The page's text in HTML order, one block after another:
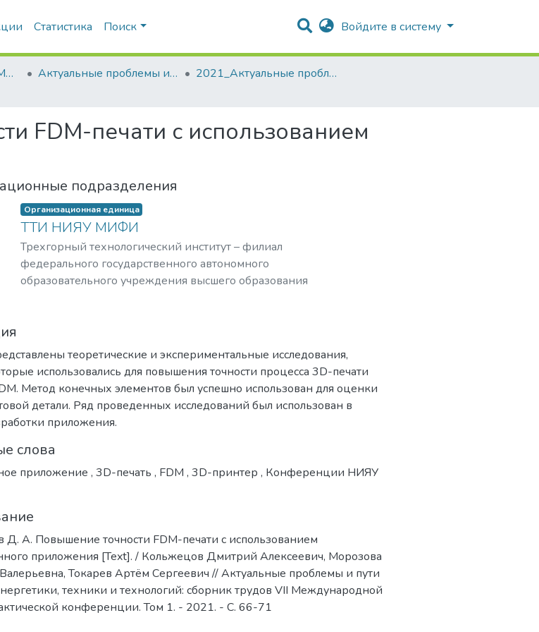
Статистика Поиск Войдите в систему
Конференции НИЯУ МИФИ Актуальные проблемы и пути развития энергетики, техники и технологий
2021_Актуальные проблемы и пути развития энергетики, техники и технологий
FDM-печати с использованием
подразделения
Организационная единица
ТТИ НИЯУ МИФИ
Трехгорный технологический институт – филиал
федерального государственного автономного
образовательного учреждения высшего образования
теоретические и экспериментальные исследования,
использовались для повышения точности процесса 3D-печати
Метод конечных элементов был успешно использован для оценки
детали. Ряд проведенных исследований был использован в
приложения.
слова
приложение , 3D-печать , FDM , 3D-принтер , Конференции НИЯУ
Д. А. Повышение точности FDM-печати с использованием
приложения [Text]. / Кольжецов Дмитрий Алексеевич, Морозова
Токарев Артём Сергеевич // Актуальные проблемы и пути
техники и технологий: сборник трудов VII Международной
конференции. Том 1. - 2021. - С. 66-71